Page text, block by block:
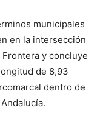
municipales
en la intersección
y concluye
de 8,93
dentro de